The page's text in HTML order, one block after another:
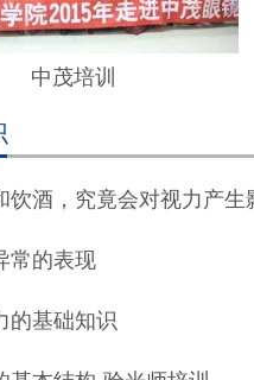
中茂培训
饮酒，究竟会对视力产生
常的表现
的基础知识